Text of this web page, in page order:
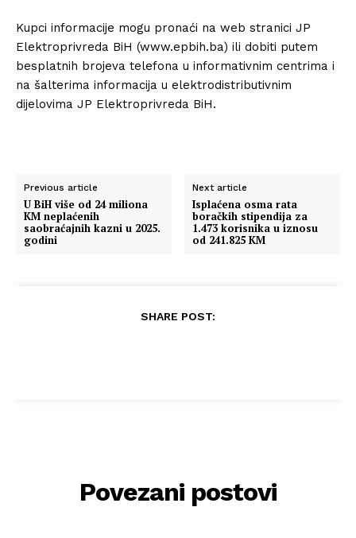
Kupci informacije mogu pronaći na web stranici JP
Elektroprivreda BiH (www.epbih.ba) ili dobiti putem
besplatnih brojeva telefona u informativnim centrima i
na šalterima informacija u elektrodistributivnim
dijelovima JP Elektroprivreda BiH.
Previous article
U BiH više od 24 miliona
KM neplaćenih
saobraćajnih kazni u 2025.
godini
Next article
Isplaćena osma rata
boračkih stipendija za
1.473 korisnika u iznosu
od 241.825 KM
SHARE POST:
Povezani postovi